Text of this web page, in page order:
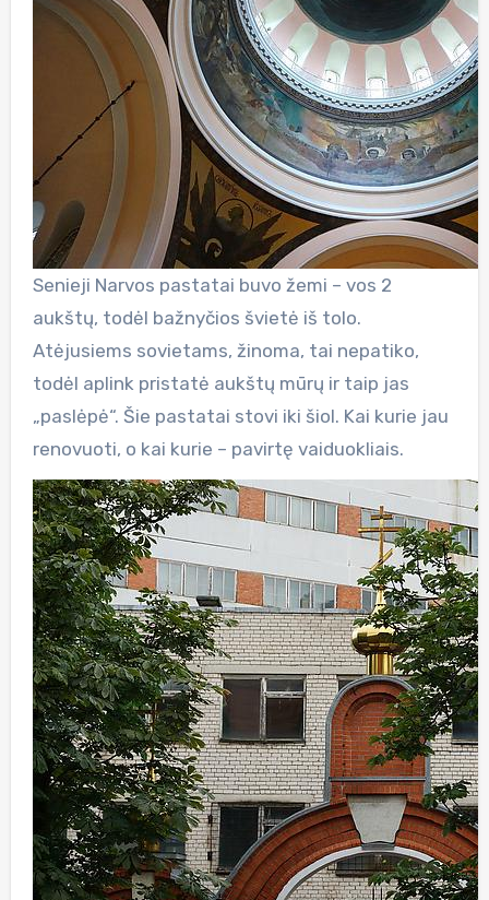
Senieji Narvos pastatai buvo žemi – vos 2
aukštų, todėl bažnyčios švietė iš tolo.
Atėjusiems sovietams, žinoma, tai nepatiko,
todėl aplink pristatė aukštų mūrų ir taip jas
„paslėpė“. Šie pastatai stovi iki šiol. Kai kurie jau
renovuoti, o kai kurie – pavirtę vaiduokliais.